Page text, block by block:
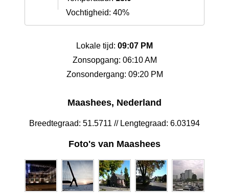
Vochtigheid: 40%
Lokale tijd: 09:07 PM
Zonsopgang: 06:10 AM
Zonsondergang: 09:20 PM
Maashees, Nederland
Breedtegraad: 51.5711 // Lengtegraad: 6.03194
Foto's van Maashees